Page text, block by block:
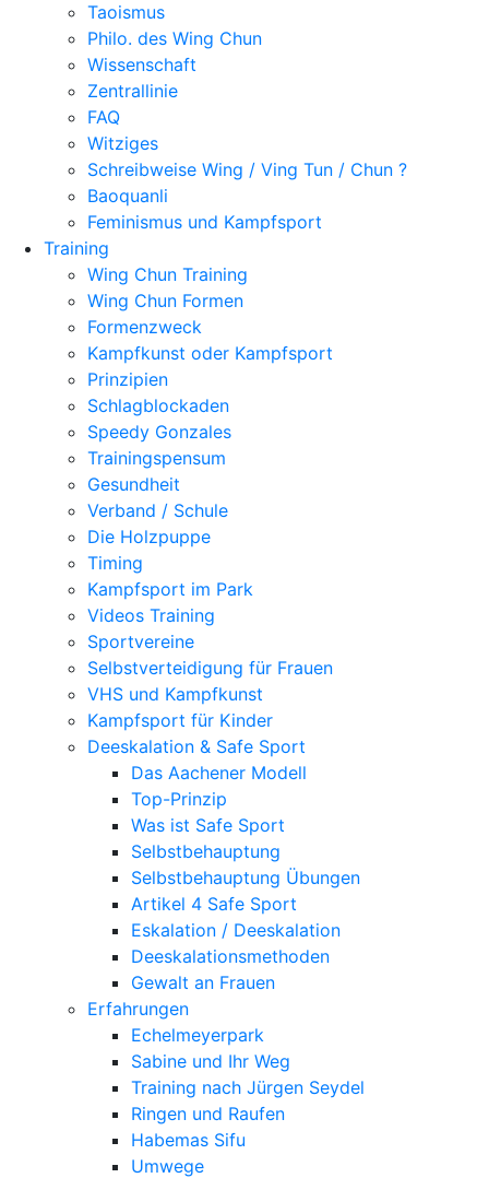
Taoismus
Philo. des Wing Chun
Wissenschaft
Zentrallinie
FAQ
Witziges
Schreibweise Wing / Ving Tun / Chun ?
Baoquanli
Feminismus und Kampfsport
Training
Wing Chun Training
Wing Chun Formen
Formenzweck
Kampfkunst oder Kampfsport
Prinzipien
Schlagblockaden
Speedy Gonzales
Trainingspensum
Gesundheit
Verband / Schule
Die Holzpuppe
Timing
Kampfsport im Park
Videos Training
Sportvereine
Selbstverteidigung für Frauen
VHS und Kampfkunst
Kampfsport für Kinder
Deeskalation & Safe Sport
Das Aachener Modell
Top-Prinzip
Was ist Safe Sport
Selbstbehauptung
Selbstbehauptung Übungen
Artikel 4 Safe Sport
Eskalation / Deeskalation
Deeskalationsmethoden
Gewalt an Frauen
Erfahrungen
Echelmeyerpark
Sabine und Ihr Weg
Training nach Jürgen Seydel
Ringen und Raufen
Habemas Sifu
Umwege